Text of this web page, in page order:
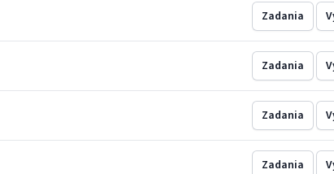
Zadania
Zadania
Zadania
Zadania